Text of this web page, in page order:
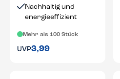
Nachhaltig und
energieeffizient
Mehr als 100 Stück
UVP3,99